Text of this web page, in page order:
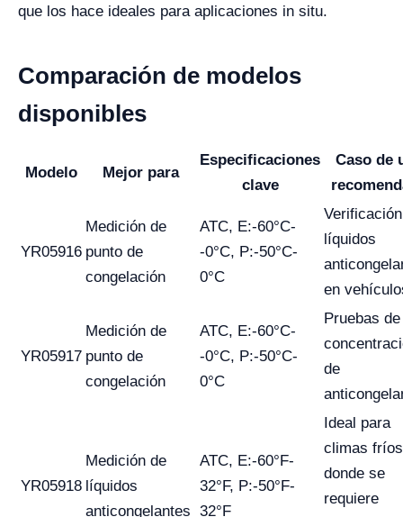
que los hace ideales para aplicaciones in situ.
Comparación de modelos
disponibles
Modelo Mejor para
Especificaciones
clave
Caso de
YR05916
Medición de
punto de
congelación
ATC, E:-60°C-
-0°C, P:-50°C-
0°C
líquidos
en
YR05917
Medición de
punto de
congelación
ATC, E:-60°C-
-0°C, P:-50°C-
0°C
Pruebas de
de
YR05918
Medición de
líquidos
anticongelantes
ATC, E:-60°F-
32°F, P:-50°F-
32°F
Ideal para
climas fríos
donde se
requiere